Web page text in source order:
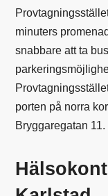
minuters
snabbare att ta
porten på norra
Bryggaregatan 11.